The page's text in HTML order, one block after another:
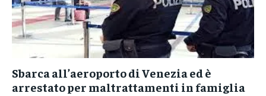
Sbarca all’aeroporto di Venezia ed è
arrestato per maltrattamenti in famiglia